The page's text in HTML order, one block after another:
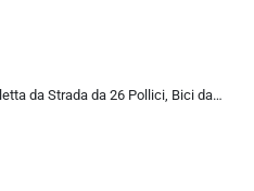
ALQPPM Bicicletta da Strada da 26 Pollici, Bici da 24 Velocità, Freno a Doppio Disco, Telaio in Acciaio ad Alto Tenore Di …